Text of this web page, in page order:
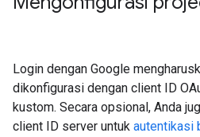
Login dengan Google
dikonfigurasi dengan client ID
kustom. Secara opsional, Anda
client ID server untuk autentikasi